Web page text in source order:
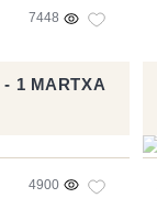
7448
- 1 MARTXA
4900